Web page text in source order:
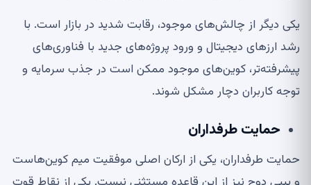
یکی دیگر از چالش‌های موجود، رقابت شدید در بازار است. با
رشد ارزهای دیجیتال و ورود پروژه‌های جدید با فناوری‌های
پیشرفته‌تر، کوین‌های موجود ممکن است در جذب سرمایه و
توجه کاربران دچار مشکل شوند.
حمایت طرفداران
حمایت طرفداران، یکی از ارکان اصلی موفقیت میم کوین‌هاست